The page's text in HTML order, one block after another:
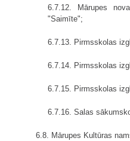
6.7.12. Mārupes
"Saimīte";
6.7.13. Pirmsskolas
6.7.14. Pirmsskolas
6.7.15. Pirmsskolas
6.7.16. Salas
6.8. Mārupes Kultūras